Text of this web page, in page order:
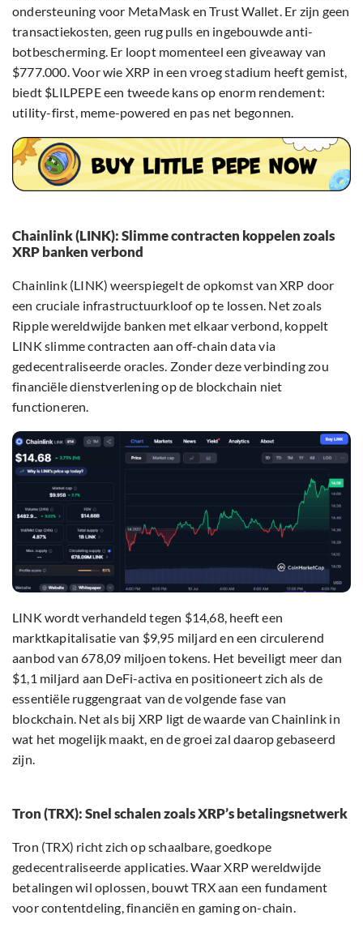
ondersteuning voor MetaMask en Trust Wallet. Er zijn geen
transactiekosten, geen rug pulls en ingebouwde anti-
botbescherming. Er loopt momenteel een giveaway van
$777.000. Voor wie XRP in een vroeg stadium heeft gemist,
biedt $LILPEPE een tweede kans op enorm rendement:
utility-first, meme-powered en pas net begonnen.
Chainlink (LINK): Slimme contracten koppelen zoals
XRP banken verbond
Chainlink (LINK) weerspiegelt de opkomst van XRP door
een cruciale infrastructuurkloof op te lossen. Net zoals
Ripple wereldwijde banken met elkaar verbond, koppelt
LINK slimme contracten aan off-chain data via
gedecentraliseerde oracles. Zonder deze verbinding zou
financiële dienstverlening op de blockchain niet
functioneren.
LINK wordt verhandeld tegen $14,68, heeft een
marktkapitalisatie van $9,95 miljard en een circulerend
aanbod van 678,09 miljoen tokens. Het beveiligt meer dan
$1,1 miljard aan DeFi-activa en positioneert zich als de
essentiële ruggengraat van de volgende fase van
blockchain. Net als bij XRP ligt de waarde van Chainlink in
wat het mogelijk maakt, en de groei zal daarop gebaseerd
zijn.
Tron (TRX): Snel schalen zoals XRP’s betalingsnetwerk
Tron (TRX) richt zich op schaalbare, goedkope
gedecentraliseerde applicaties. Waar XRP wereldwijde
betalingen wil oplossen, bouwt TRX aan een fundament
voor contentdeling, financiën en gaming on-chain.